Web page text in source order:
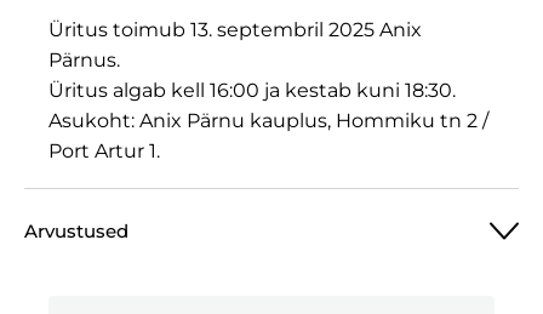
Üritus toimub 13. septembril 2025 Anix
Pärnus.
Üritus algab kell 16:00 ja kestab kuni 18:30.
Asukoht: Anix Pärnu kauplus, Hommiku tn 2 /
Port Artur 1.
Arvustused